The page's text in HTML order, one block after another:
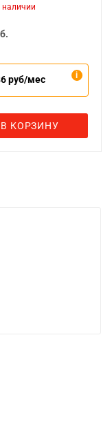
115IM-P60
наличии
руб/мес
В КОРЗИНУ